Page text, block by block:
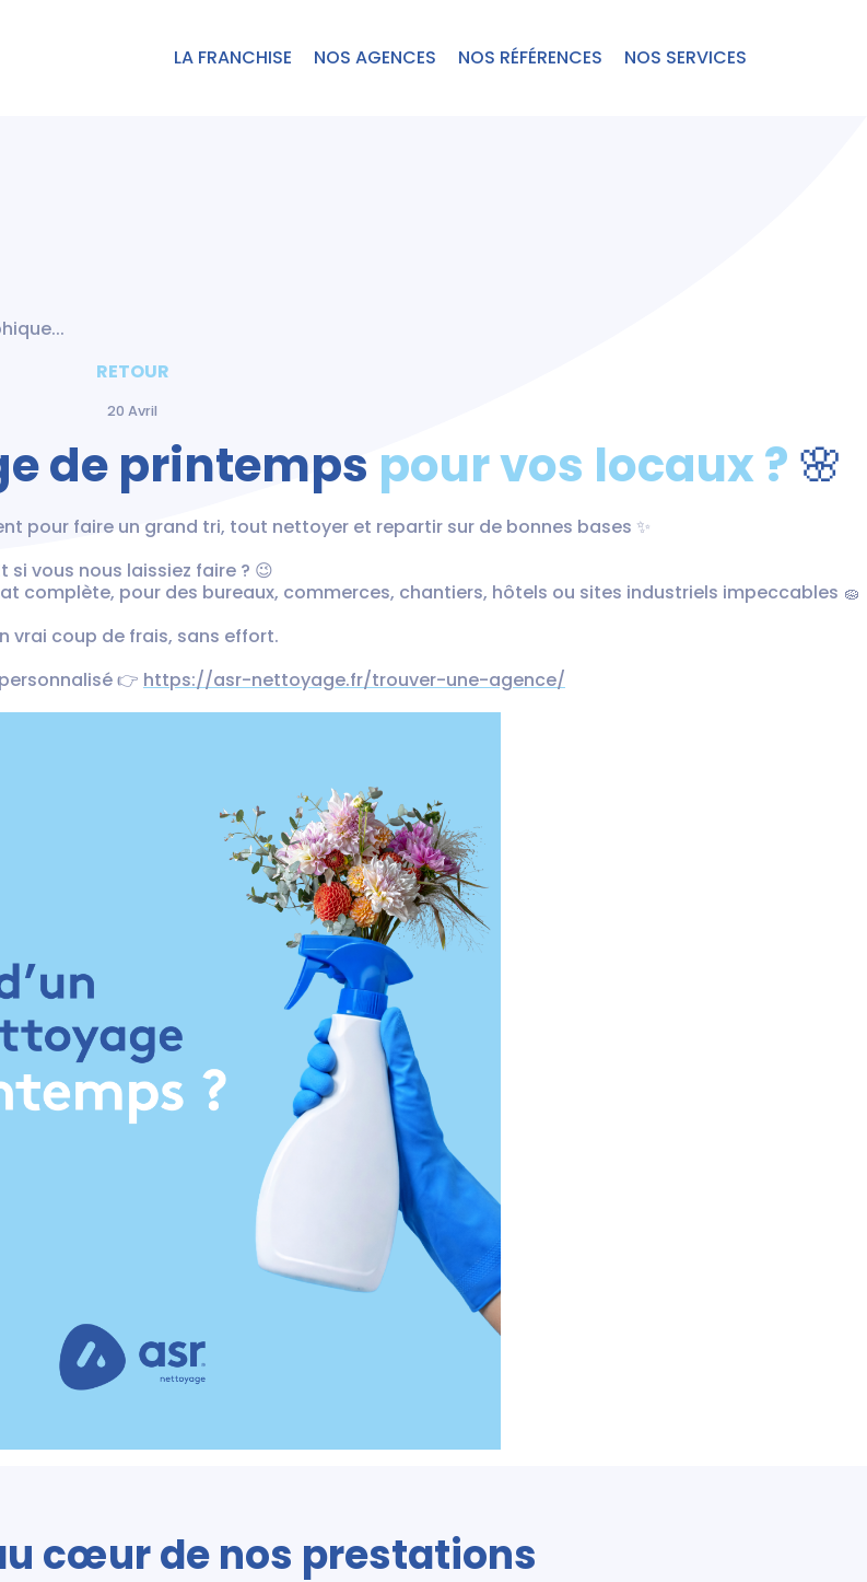
LA FRANCHISE NOS AGENCES NOS RÉFÉRENCES NOS SERVICES
RETOUR
20 Avril
de printemps pour vos locaux ? 🌸
pour faire un grand tri, tout nettoyer et repartir sur de bonnes bases ✨
si vous nous laissiez faire ? 😉
complète, pour des bureaux, commerces, chantiers, hôtels ou sites industriels impeccables 🧽
vrai coup de frais, sans effort.
👉 https://asr-nettoyage.fr/trouver-une-agence/
cœur de nos prestations